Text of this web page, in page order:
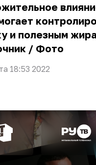
и полезным
/ Фото
18:53 2022